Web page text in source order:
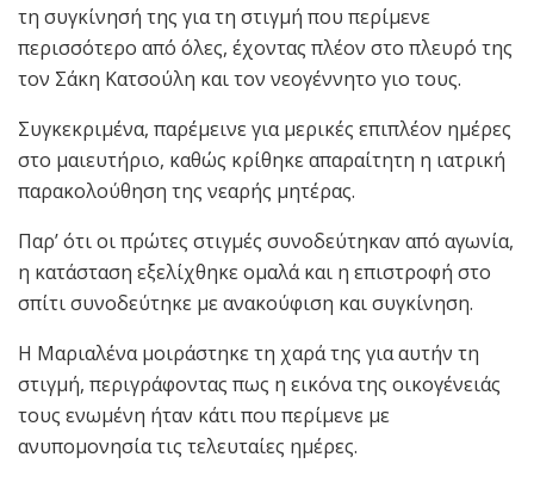
τη συγκίνησή της για τη στιγμή που περίμενε
περισσότερο από όλες, έχοντας πλέον στο πλευρό της
τον Σάκη Κατσούλη και τον νεογέννητο γιο τους.
Συγκεκριμένα, παρέμεινε για μερικές επιπλέον ημέρες
στο μαιευτήριο, καθώς κρίθηκε απαραίτητη η ιατρική
παρακολούθηση της νεαρής μητέρας.
Παρ’ ότι οι πρώτες στιγμές συνοδεύτηκαν από αγωνία,
η κατάσταση εξελίχθηκε ομαλά και η επιστροφή στο
σπίτι συνοδεύτηκε με ανακούφιση και συγκίνηση.
Η Μαριαλένα μοιράστηκε τη χαρά της για αυτήν τη
στιγμή, περιγράφοντας πως η εικόνα της οικογένειάς
τους ενωμένη ήταν κάτι που περίμενε με
ανυπομονησία τις τελευταίες ημέρες.